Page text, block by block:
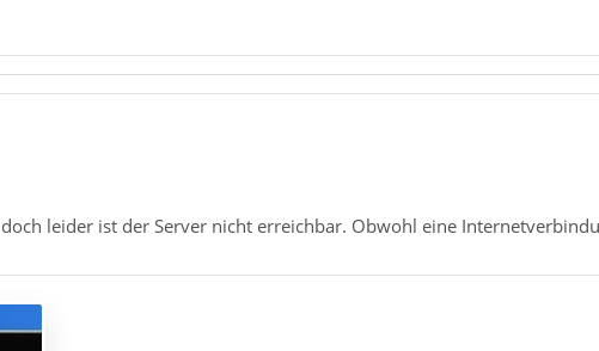
leider ist der Server nicht erreichbar. Obwohl eine